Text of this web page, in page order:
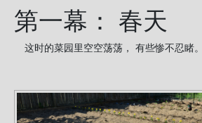
第一幕： 春天
这时的菜园里空空荡荡， 有些惨不忍睹。